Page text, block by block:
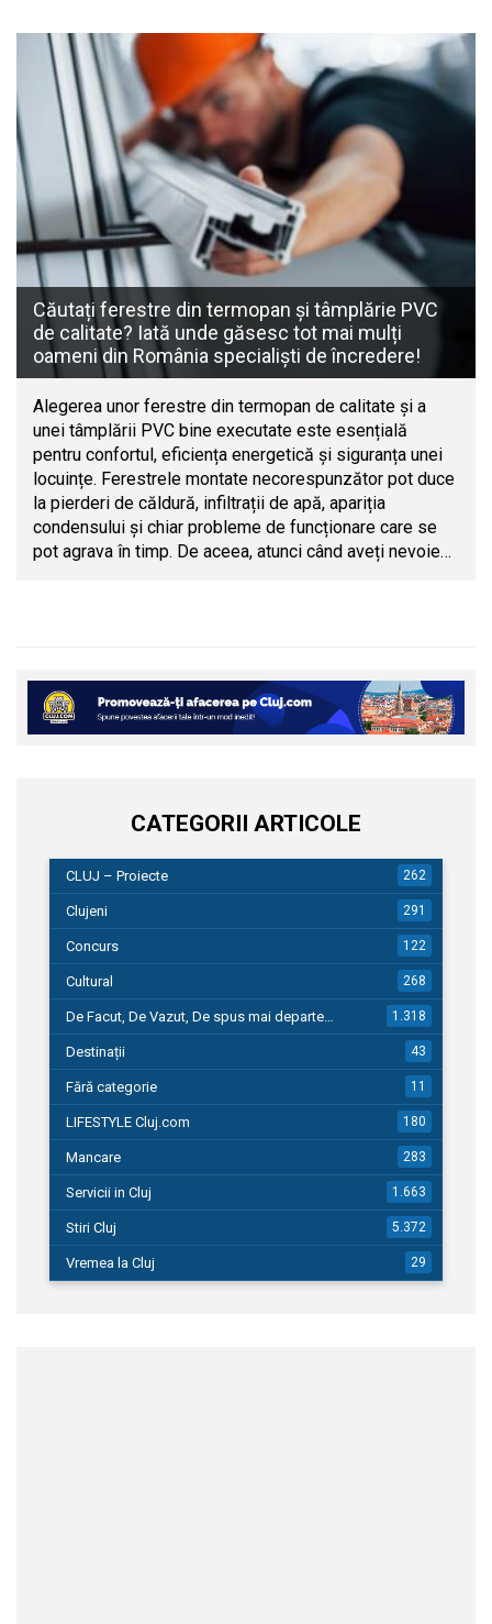
Căutați ferestre din termopan și tâmplărie PVC
de calitate? Iată unde găsesc tot mai mulți
oameni din România specialiști de încredere!
Alegerea unor ferestre din termopan de calitate și a
unei tâmplării PVC bine executate este esențială
pentru confortul, eficiența energetică și siguranța unei
locuințe. Ferestrele montate necorespunzător pot duce
la pierderi de căldură, infiltrații de apă, apariția
condensului și chiar probleme de funcționare care se
pot agrava în timp. De aceea, atunci când aveți nevoie…
CATEGORII ARTICOLE
CLUJ – Proiecte 262
Clujeni 291
Concurs 122
Cultural 268
De Facut, De Vazut, De spus mai departe… 1.318
Destinații 43
Fără categorie 11
LIFESTYLE Cluj.com 180
Mancare 283
Servicii in Cluj 1.663
Stiri Cluj 5.372
Vremea la Cluj 29